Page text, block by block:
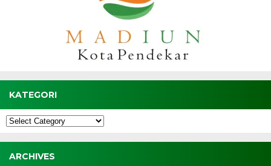
KATEGORI
Kategori
ARCHIVES